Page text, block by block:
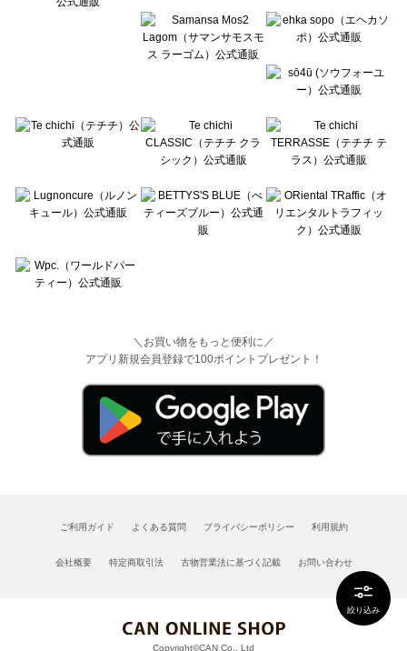
絞り込み
＼お買い物をもっと便利に／
アプリ新規会員登録で100ポイントプレゼント！
ご利用ガイド よくある質問 プライバシーポリシー 利用規約
会社概要 特定商取引法 古物営業法に基づく記載 お問い合わせ
Copyright©CAN Co., Ltd